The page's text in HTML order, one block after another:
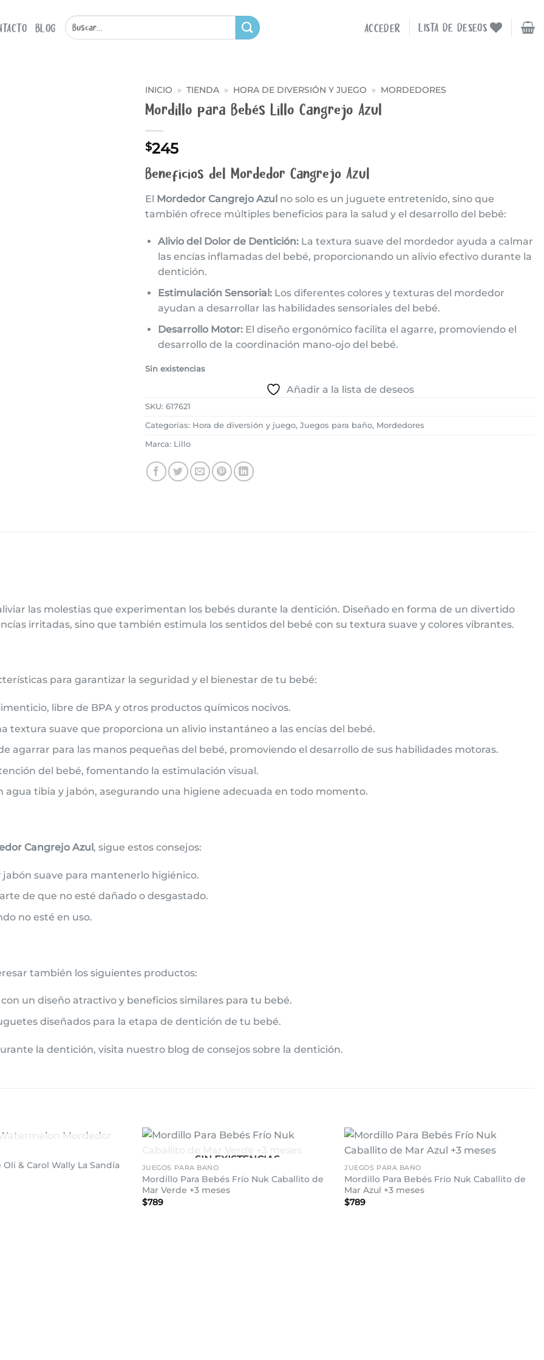
BLOG
Buscar
por:
ACCEDER LISTA DE DESEOS
INICIO » TIENDA » HORA DE DIVERSIÓN Y JUEGO » MORDEDORES
Mordillo para Bebés Lillo Cangrejo Azul
$245
Beneficios del Mordedor Cangrejo Azul
El Mordedor Cangrejo Azul no solo es un juguete entretenido, sino que
también ofrece múltiples beneficios para la salud y el desarrollo del bebé:
Alivio del Dolor de Dentición:La textura suave del mordedor ayuda a calmar
las encías inflamadas del bebé, proporcionando un alivio efectivo durante la
dentición.
Estimulación Sensorial:Los diferentes colores y texturas del mordedor
ayudan a desarrollar las habilidades sensoriales del bebé.
Desarrollo Motor:El diseño ergonómico facilita el agarre, promoviendo el
desarrollo de la coordinación mano-ojo del bebé.
Sin existencias
Añadir a la lista de deseos
SKU: 617621
Categorías: Hora de diversión y juego, Juegos para baño, Mordedores
Marca: Lillo
las molestias que experimentan los bebés durante la dentición. Diseñado en forma de un divertido
irritadas, sino que también estimula los sentidos del bebé con su textura suave y colores vibrantes.
para garantizar la seguridad y el bienestar de tu bebé:
libre de BPA y otros productos químicos nocivos.
textura suave que proporciona un alivio instantáneo a las encías del bebé.
agarrar para las manos pequeñas del bebé, promoviendo el desarrollo de sus habilidades motoras.
del bebé, fomentando la estimulación visual.
tibia y jabón, asegurando una higiene adecuada en todo momento.
Cangrejo Azul, sigue estos consejos:
suave para mantenerlo higiénico.
de que no esté dañado o desgastado.
no esté en uso.
también los siguientes productos:
un diseño atractivo y beneficios similares para tu bebé.
diseñados para la etapa de dentición de tu bebé.
la dentición, visita nuestro blog de consejos sobre la dentición.
Añadir
a la
EXISTENCIAS
Oli & Carol Wally La Sandía
lista de
+
SIN EXISTENCIAS
JUEGOS PARA BAÑO
Mordillo Para Bebés Frío Nuk Caballito de
Mar Verde +3 meses
$789
lista de
JUEGOS PARA BAÑO
Mordillo Para Bebés Frío Nuk Caballito de
Mar Azul +3 meses
$789